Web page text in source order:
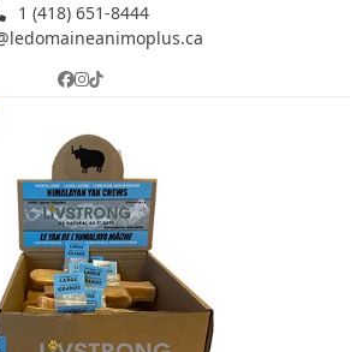
1 (418) 651-8444
Facebook
Instagram
Tiktok